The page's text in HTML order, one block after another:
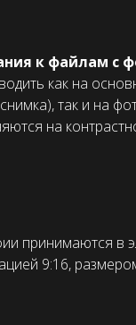
к файлам с
как на
так и на
на
принимаются в
9:16,